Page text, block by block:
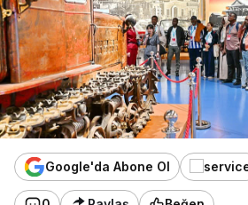
Google'da Abone Ol